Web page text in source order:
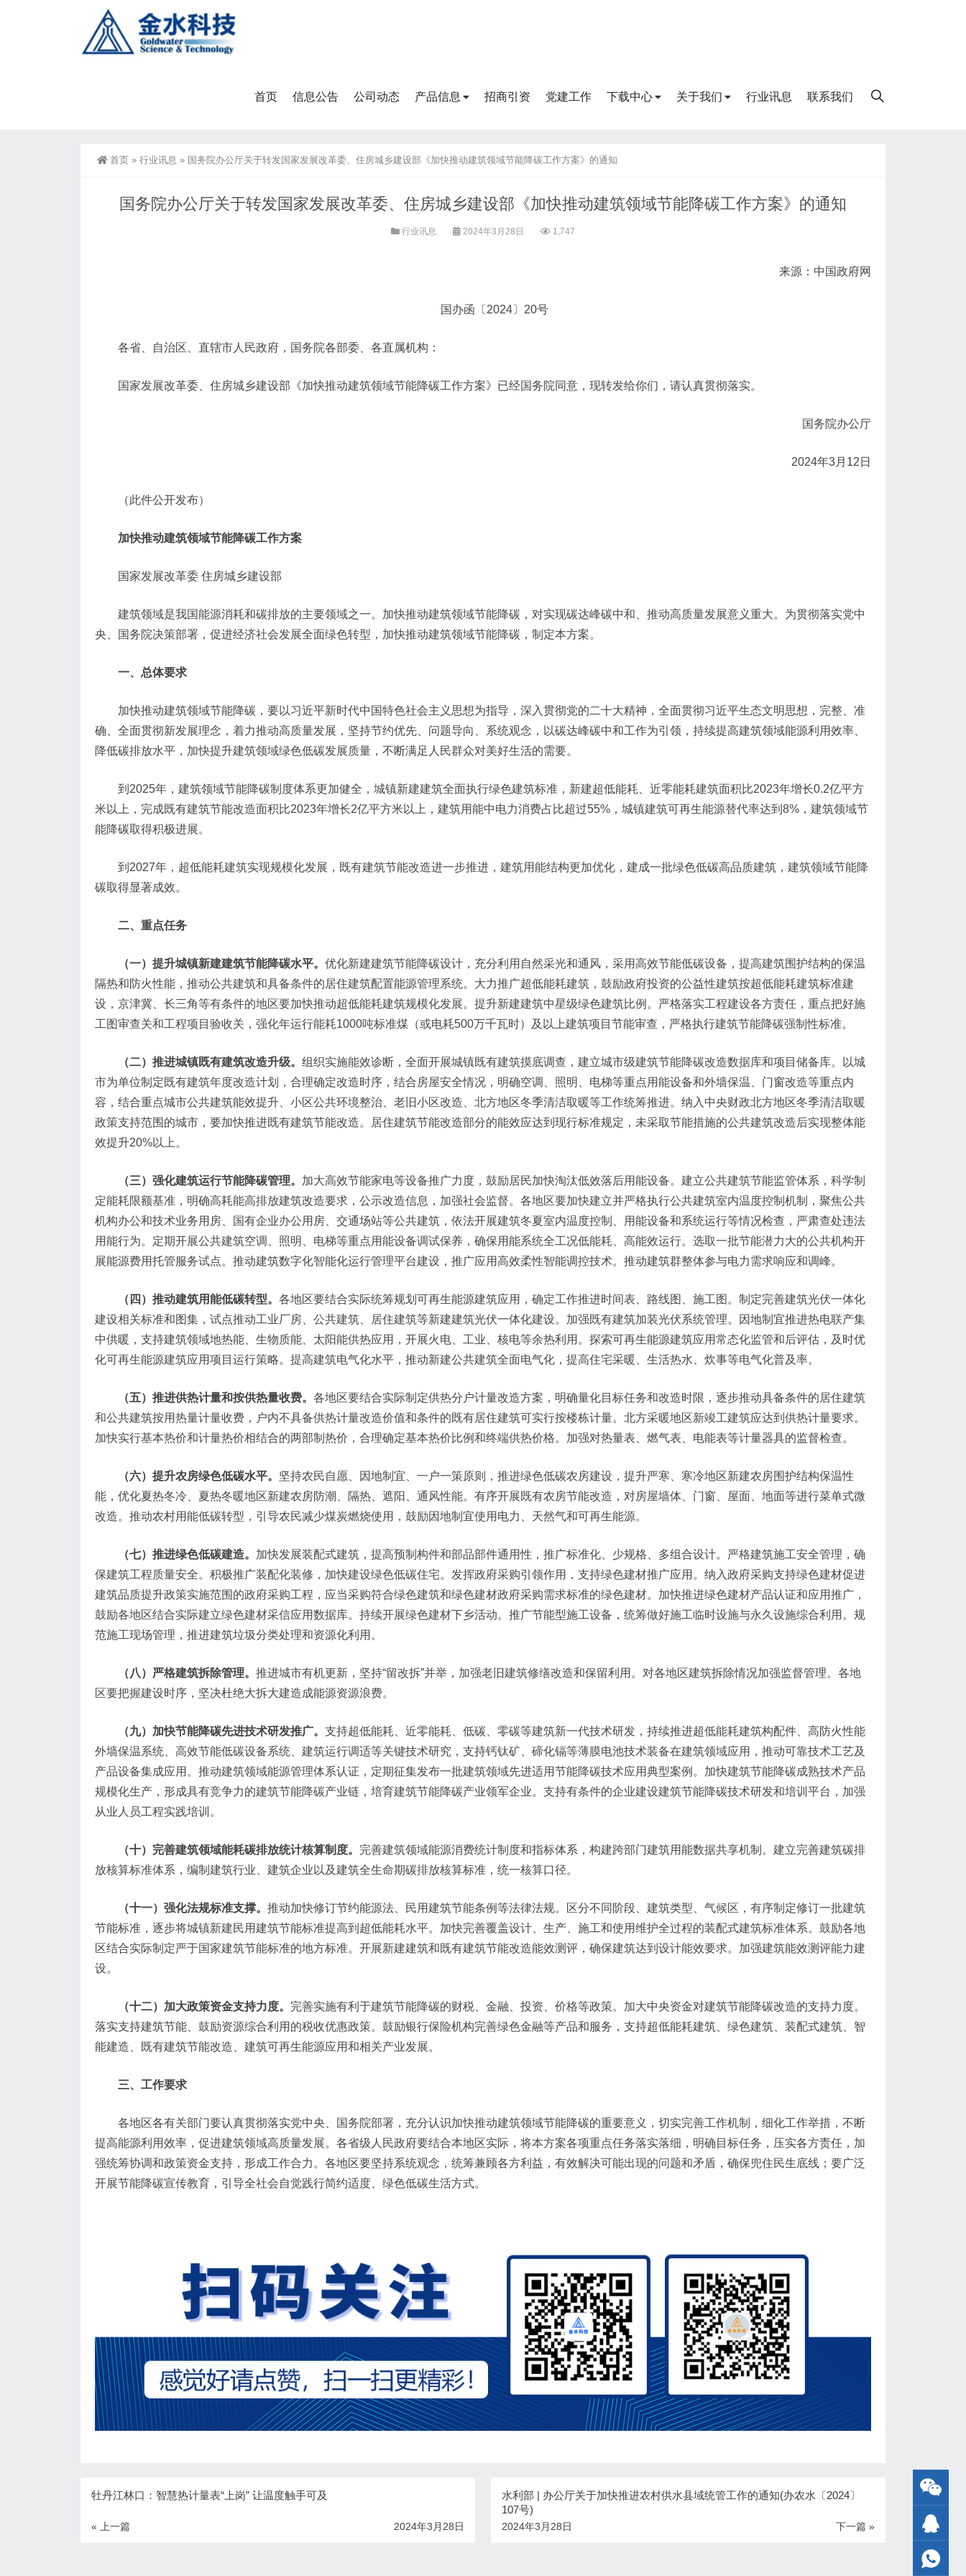
首页 信息公告 公司动态 产品信息 招商引资 党建工作 下载中心 关于我们 行业讯息 联系我们
首页 » 行业讯息 » 国务院办公厅关于转发国家发展改革委、住房城乡建设部《加快推动建筑领域节能降碳工作方案》的通知
国务院办公厅关于转发国家发展改革委、住房城乡建设部《加快推动建筑领域节能降碳工作方案》的通知
行业讯息 2024年3月28日 1,747
来源：中国政府网
国办函〔2024〕20号
各省、自治区、直辖市人民政府，国务院各部委、各直属机构：
国家发展改革委、住房城乡建设部《加快推动建筑领域节能降碳工作方案》已经国务院同意，现转发给你们，请认真贯彻落实。
国务院办公厅
2024年3月12日
（此件公开发布）
加快推动建筑领域节能降碳工作方案
国家发展改革委 住房城乡建设部
建筑领域是我国能源消耗和碳排放的主要领域之一。加快推动建筑领域节能降碳，对实现碳达峰碳中和、推动高质量发展意义重大。为贯彻落实党中
央、国务院决策部署，促进经济社会发展全面绿色转型，加快推动建筑领域节能降碳，制定本方案。
一、总体要求
加快推动建筑领域节能降碳，要以习近平新时代中国特色社会主义思想为指导，深入贯彻党的二十大精神，全面贯彻习近平生态文明思想，完整、准
确、全面贯彻新发展理念，着力推动高质量发展，坚持节约优先、问题导向、系统观念，以碳达峰碳中和工作为引领，持续提高建筑领域能源利用效率、
降低碳排放水平，加快提升建筑领域绿色低碳发展质量，不断满足人民群众对美好生活的需要。
到2025年，建筑领域节能降碳制度体系更加健全，城镇新建建筑全面执行绿色建筑标准，新建超低能耗、近零能耗建筑面积比2023年增长0.2亿平方
米以上，完成既有建筑节能改造面积比2023年增长2亿平方米以上，建筑用能中电力消费占比超过55%，城镇建筑可再生能源替代率达到8%，建筑领域节
能降碳取得积极进展。
到2027年，超低能耗建筑实现规模化发展，既有建筑节能改造进一步推进，建筑用能结构更加优化，建成一批绿色低碳高品质建筑，建筑领域节能降
碳取得显著成效。
二、重点任务
（一）提升城镇新建建筑节能降碳水平。 优化新建建筑节能降碳设计，充分利用自然采光和通风，采用高效节能低碳设备，提高建筑围护结构的保温
隔热和防火性能，推动公共建筑和具备条件的居住建筑配置能源管理系统。大力推广超低能耗建筑，鼓励政府投资的公益性建筑按超低能耗建筑标准建
设，京津冀、长三角等有条件的地区要加快推动超低能耗建筑规模化发展。提升新建建筑中星级绿色建筑比例。严格落实工程建设各方责任，重点把好施
工图审查关和工程项目验收关，强化年运行能耗1000吨标准煤（或电耗500万千瓦时）及以上建筑项目节能审查，严格执行建筑节能降碳强制性标准。
（二）推进城镇既有建筑改造升级。 组织实施能效诊断，全面开展城镇既有建筑摸底调查，建立城市级建筑节能降碳改造数据库和项目储备库。以城
市为单位制定既有建筑年度改造计划，合理确定改造时序，结合房屋安全情况，明确空调、照明、电梯等重点用能设备和外墙保温、门窗改造等重点内
容，结合重点城市公共建筑能效提升、小区公共环境整治、老旧小区改造、北方地区冬季清洁取暖等工作统筹推进。纳入中央财政北方地区冬季清洁取暖
政策支持范围的城市，要加快推进既有建筑节能改造。居住建筑节能改造部分的能效应达到现行标准规定，未采取节能措施的公共建筑改造后实现整体能
效提升20%以上。
（三）强化建筑运行节能降碳管理。 加大高效节能家电等设备推广力度，鼓励居民加快淘汰低效落后用能设备。建立公共建筑节能监管体系，科学制
定能耗限额基准，明确高耗能高排放建筑改造要求，公示改造信息，加强社会监督。各地区要加快建立并严格执行公共建筑室内温度控制机制，聚焦公共
机构办公和技术业务用房、国有企业办公用房、交通场站等公共建筑，依法开展建筑冬夏室内温度控制、用能设备和系统运行等情况检查，严肃查处违法
用能行为。定期开展公共建筑空调、照明、电梯等重点用能设备调试保养，确保用能系统全工况低能耗、高能效运行。选取一批节能潜力大的公共机构开
展能源费用托管服务试点。推动建筑数字化智能化运行管理平台建设，推广应用高效柔性智能调控技术。推动建筑群整体参与电力需求响应和调峰。
（四）推动建筑用能低碳转型。 各地区要结合实际统筹规划可再生能源建筑应用，确定工作推进时间表、路线图、施工图。制定完善建筑光伏一体化
建设相关标准和图集，试点推动工业厂房、公共建筑、居住建筑等新建建筑光伏一体化建设。加强既有建筑加装光伏系统管理。因地制宜推进热电联产集
中供暖，支持建筑领域地热能、生物质能、太阳能供热应用，开展火电、工业、核电等余热利用。探索可再生能源建筑应用常态化监管和后评估，及时优
化可再生能源建筑应用项目运行策略。提高建筑电气化水平，推动新建公共建筑全面电气化，提高住宅采暖、生活热水、炊事等电气化普及率。
（五）推进供热计量和按供热量收费。 各地区要结合实际制定供热分户计量改造方案，明确量化目标任务和改造时限，逐步推动具备条件的居住建筑
和公共建筑按用热量计量收费，户内不具备供热计量改造价值和条件的既有居住建筑可实行按楼栋计量。北方采暖地区新竣工建筑应达到供热计量要求。
加快实行基本热价和计量热价相结合的两部制热价，合理确定基本热价比例和终端供热价格。加强对热量表、燃气表、电能表等计量器具的监督检查。
（六）提升农房绿色低碳水平。 坚持农民自愿、因地制宜、一户一策原则，推进绿色低碳农房建设，提升严寒、寒冷地区新建农房围护结构保温性
能，优化夏热冬冷、夏热冬暖地区新建农房防潮、隔热、遮阳、通风性能。有序开展既有农房节能改造，对房屋墙体、门窗、屋面、地面等进行菜单式微
改造。推动农村用能低碳转型，引导农民减少煤炭燃烧使用，鼓励因地制宜使用电力、天然气和可再生能源。
（七）推进绿色低碳建造。 加快发展装配式建筑，提高预制构件和部品部件通用性，推广标准化、少规格、多组合设计。严格建筑施工安全管理，确
保建筑工程质量安全。积极推广装配化装修，加快建设绿色低碳住宅。发挥政府采购引领作用，支持绿色建材推广应用。纳入政府采购支持绿色建材促进
建筑品质提升政策实施范围的政府采购工程，应当采购符合绿色建筑和绿色建材政府采购需求标准的绿色建材。加快推进绿色建材产品认证和应用推广，
鼓励各地区结合实际建立绿色建材采信应用数据库。持续开展绿色建材下乡活动。推广节能型施工设备，统筹做好施工临时设施与永久设施综合利用。规
范施工现场管理，推进建筑垃圾分类处理和资源化利用。
（八）严格建筑拆除管理。 推进城市有机更新，坚持“留改拆”并举，加强老旧建筑修缮改造和保留利用。对各地区建筑拆除情况加强监督管理。各地
区要把握建设时序，坚决杜绝大拆大建造成能源资源浪费。
（九）加快节能降碳先进技术研发推广。 支持超低能耗、近零能耗、低碳、零碳等建筑新一代技术研发，持续推进超低能耗建筑构配件、高防火性能
外墙保温系统、高效节能低碳设备系统、建筑运行调适等关键技术研究，支持钙钛矿、碲化镉等薄膜电池技术装备在建筑领域应用，推动可靠技术工艺及
产品设备集成应用。推动建筑领域能源管理体系认证，定期征集发布一批建筑领域先进适用节能降碳技术应用典型案例。加快建筑节能降碳成熟技术产品
规模化生产，形成具有竞争力的建筑节能降碳产业链，培育建筑节能降碳产业领军企业。支持有条件的企业建设建筑节能降碳技术研发和培训平台，加强
从业人员工程实践培训。
（十）完善建筑领域能耗碳排放统计核算制度。 完善建筑领域能源消费统计制度和指标体系，构建跨部门建筑用能数据共享机制。建立完善建筑碳排
放核算标准体系，编制建筑行业、建筑企业以及建筑全生命期碳排放核算标准，统一核算口径。
（十一）强化法规标准支撑。 推动加快修订节约能源法、民用建筑节能条例等法律法规。区分不同阶段、建筑类型、气候区，有序制定修订一批建筑
节能标准，逐步将城镇新建民用建筑节能标准提高到超低能耗水平。加快完善覆盖设计、生产、施工和使用维护全过程的装配式建筑标准体系。鼓励各地
区结合实际制定严于国家建筑节能标准的地方标准。开展新建建筑和既有建筑节能改造能效测评，确保建筑达到设计能效要求。加强建筑能效测评能力建
设。
（十二）加大政策资金支持力度。 完善实施有利于建筑节能降碳的财税、金融、投资、价格等政策。加大中央资金对建筑节能降碳改造的支持力度。
落实支持建筑节能、鼓励资源综合利用的税收优惠政策。鼓励银行保险机构完善绿色金融等产品和服务，支持超低能耗建筑、绿色建筑、装配式建筑、智
能建造、既有建筑节能改造、建筑可再生能源应用和相关产业发展。
三、工作要求
各地区各有关部门要认真贯彻落实党中央、国务院部署，充分认识加快推动建筑领域节能降碳的重要意义，切实完善工作机制，细化工作举措，不断
提高能源利用效率，促进建筑领域高质量发展。各省级人民政府要结合本地区实际，将本方案各项重点任务落实落细，明确目标任务，压实各方责任，加
强统筹协调和政策资金支持，形成工作合力。各地区要坚持系统观念，统筹兼顾各方利益，有效解决可能出现的问题和矛盾，确保兜住民生底线；要广泛
开展节能降碳宣传教育，引导全社会自觉践行简约适度、绿色低碳生活方式。
牡丹江林口：智慧热计量表“上岗” 让温度触手可及
« 上一篇 2024年3月28日
水利部 | 办公厅关于加快推进农村供水县域统管工作的通知(办农水〔2024〕
107号)
下一篇 »
2024年3月28日